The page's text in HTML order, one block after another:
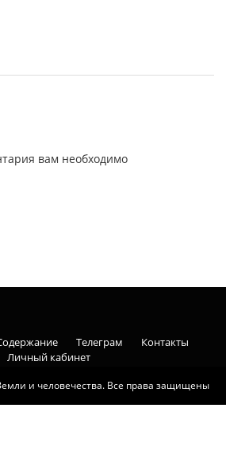
вам необходимо
и человечества. Все права защищены
Телеграм
Контакты
Личный кабинет